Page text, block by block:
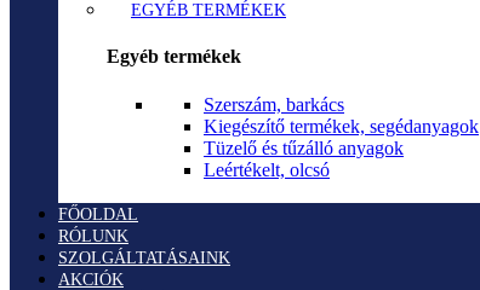
EGYÉB TERMÉKEK
Egyéb termékek
Szerszám, barkács
Kiegészítő termékek, segédanyagok
Tüzelő és tűzálló anyagok
Leértékelt, olcsó
FŐOLDAL
RÓLUNK
SZOLGÁLTATÁSAINK
AKCIÓK